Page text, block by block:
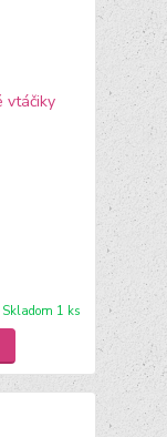
Skladom 1 ks